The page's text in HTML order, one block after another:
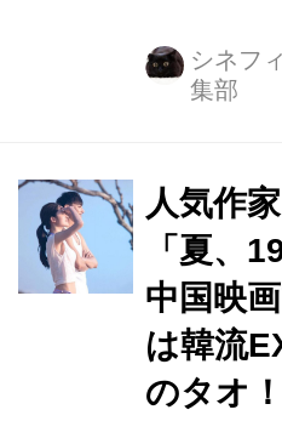
肖像』が、8
ート新宿ほ
宅に佇む美
青年は、あ
撃。真相を
る青年のも
が…。本作は
窓』を彷彿
異色の青春ミ
シネフ
集部
人気作
「夏、
中国映
は韓流
のタオ！